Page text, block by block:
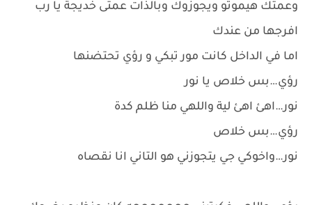
وعمتك هيموتو ويجوزوك وبالذات عمتى خديجة يا رب
افرجها من عندك
اما في الداخل كانت مور تبكي و رؤي تحتضنها
رؤي…بس خلاص يا نور
نور…اهئ اهئ لية واللهي منا ظلم كدة
رؤي…بس خلاص
نور…واخوكي جي يتجوزني هو التاني انا نقصاه